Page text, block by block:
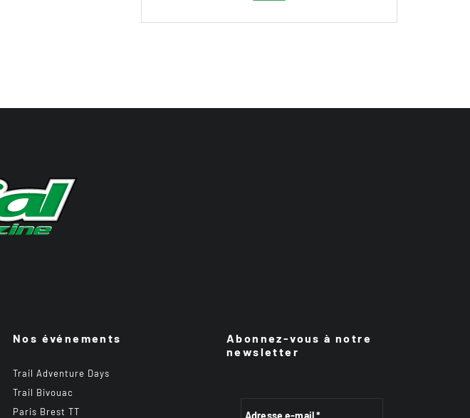
Nos événements
Trail Adventure Days
Trail Bivouac
Paris Brest TT
Abonnez-vous à notre
newsletter